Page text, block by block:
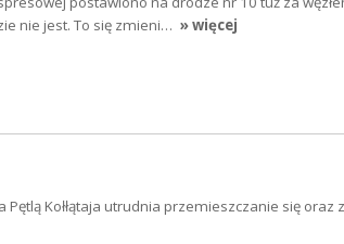
nie jest. To się zmieni… » więcej
Kołłątaja utrudnia przemieszczanie się